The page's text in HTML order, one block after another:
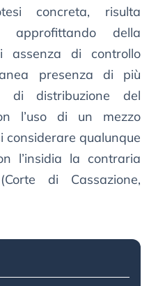
concreta, risulta
approfittando della
assenza di controllo
presenza di più
di distribuzione del
l’uso di un mezzo
considerare qualunque
l’insidia la contraria
di Cassazione,